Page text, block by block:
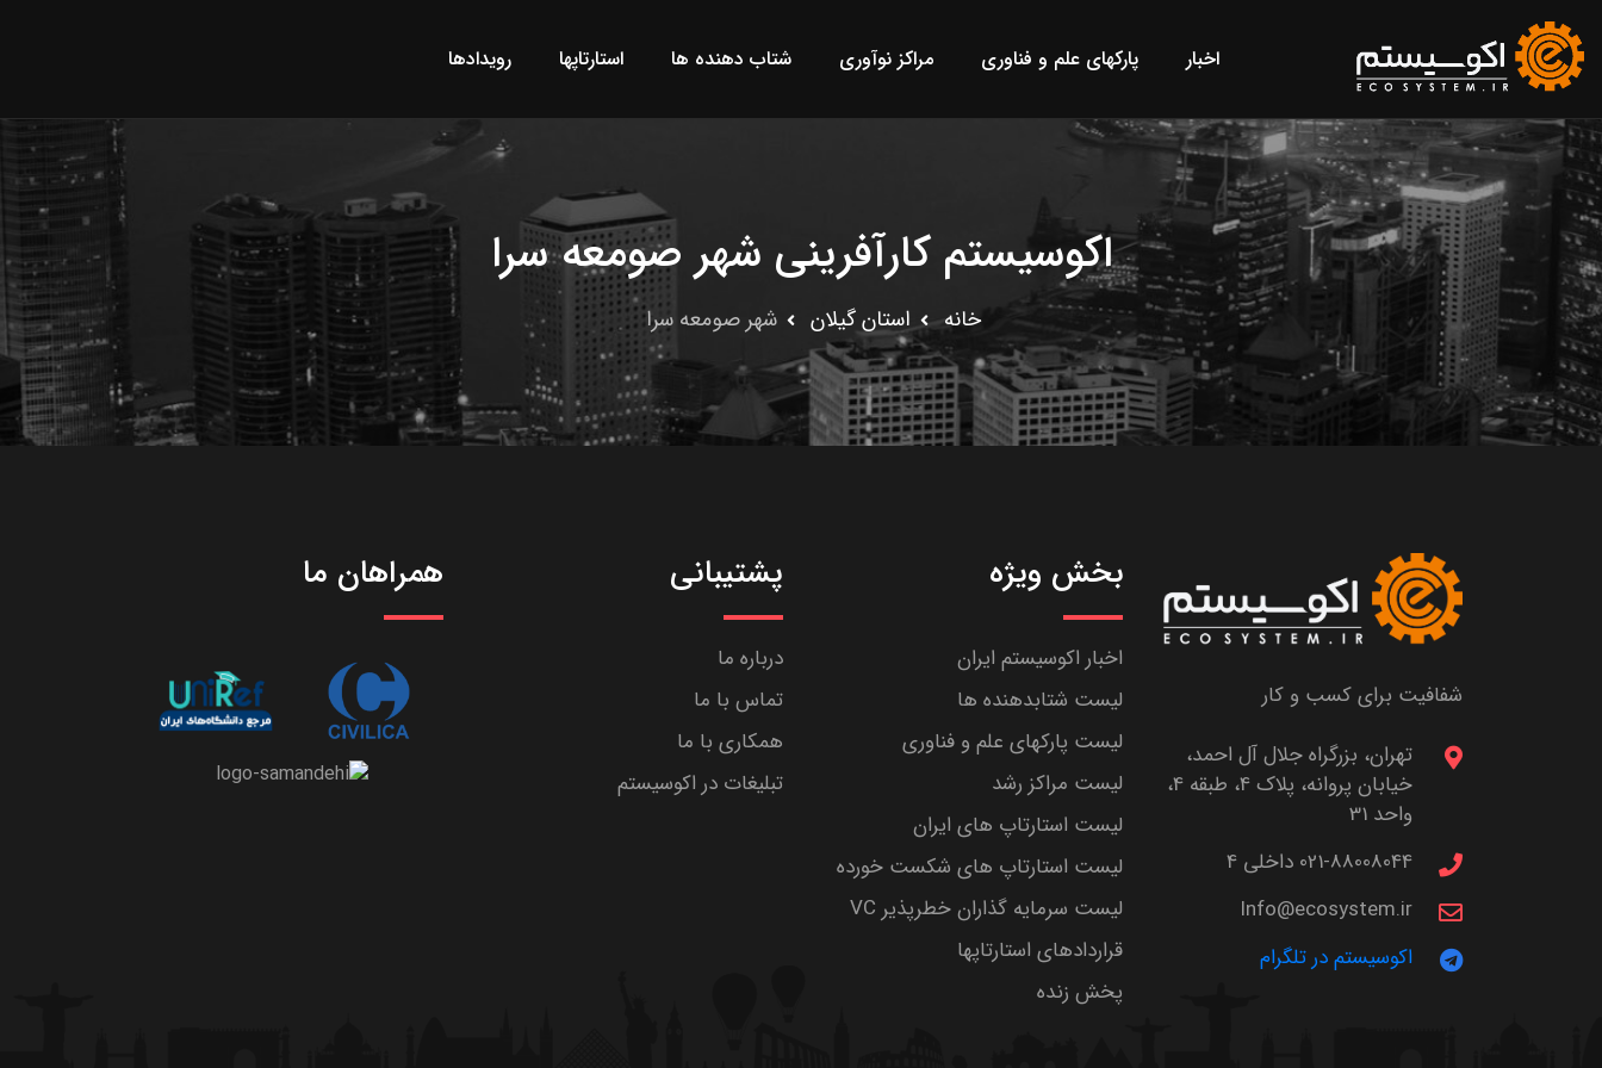
اخبار پارکهای علم و فناوری مراکز نوآوری شتاب دهنده ها استارتاپها رویدادها
اکوسیستم کارآفرینی شهر صومعه سرا
خانه استان گيلان شهر صومعه سرا
شفافیت برای کسب و کار
تهران، بزرگراه جلال آل احمد،
خیابان پروانه، پلاک 4، طبقه 4،
واحد 31
021-88008044 داخلی 4
Info@ecosystem.ir
اکوسیستم در تلگرام
بخش ویژه
اخبار اکوسیستم ایران
لیست شتابدهنده ها
لیست پارکهای علم و فناوری
لیست مراکز رشد
لیست استارتاپ های ایران
لیست استارتاپ های شکست خورده
لیست سرمایه گذاران خطرپذیر VC
قراردادهای استارتاپها
پخش زنده
پشتیبانی
درباره ما
تماس با ما
همکاری با ما
تبلیغات در اکوسیستم
همراهان ما